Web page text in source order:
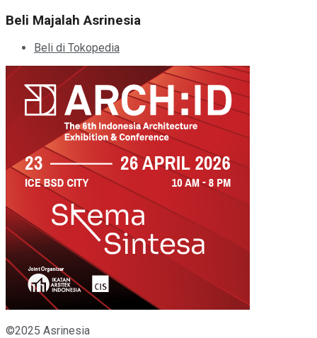
Beli Majalah Asrinesia
Beli di Tokopedia
©2025 Asrinesia